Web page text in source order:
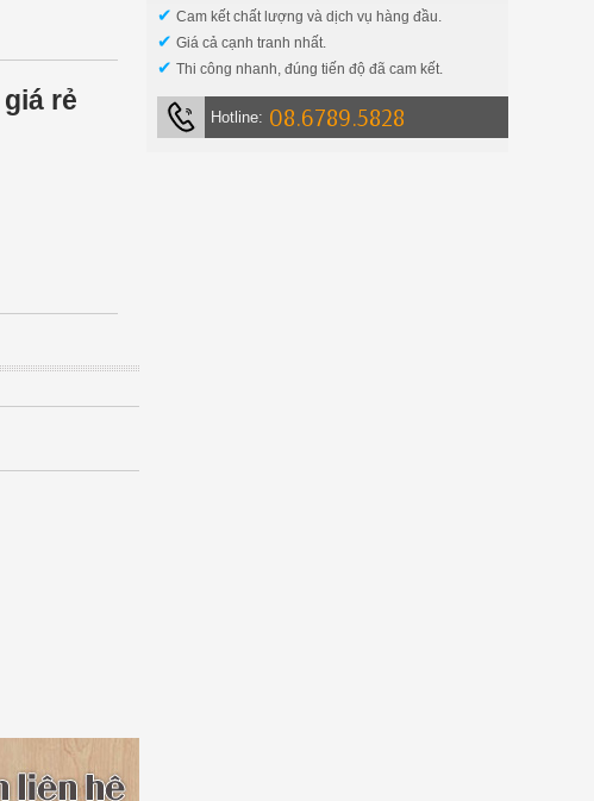
rẻ
✔ Cam kết chất lượng và dịch vụ hàng đầu.
✔ Giá cả cạnh tranh nhất.
✔ Thi công nhanh, đúng tiến độ đã cam kết.
Hotline: 08.6789.5828